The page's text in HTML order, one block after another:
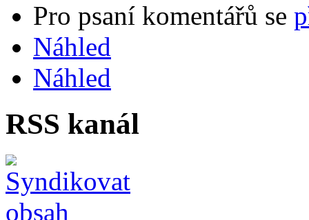
Pro psaní komentářů se
Náhled
Náhled
RSS kanál